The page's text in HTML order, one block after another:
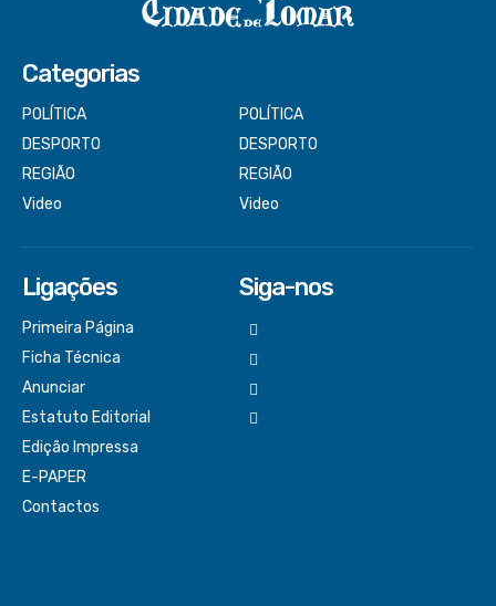
Categorias
POLÍTICA
DESPORTO
REGIÃO
Video
POLÍTICA
DESPORTO
REGIÃO
Video
Ligações
Primeira Página
Ficha Técnica
Anunciar
Estatuto Editorial
Edição Impressa
E-PAPER
Contactos
Siga-nos